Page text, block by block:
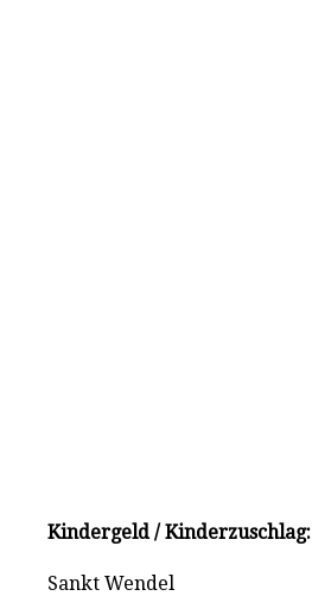
Kindergeld / Kinderzuschlag:
Sankt Wendel